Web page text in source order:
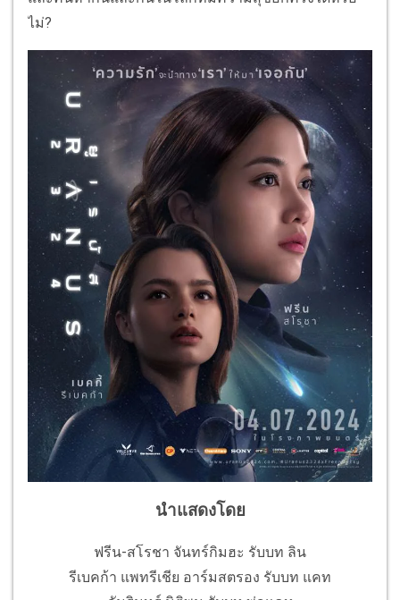
ไม่?
นำแสดงโดย
ฟรีน-สโรชา จันทร์กิมฮะ รับบท ลิน
รีเบคก้า แพทรีเชีย อาร์มสตรอง รับบท แคท